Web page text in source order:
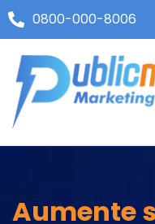
0800-000-8006
Aumente